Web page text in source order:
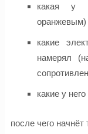
какая у
оранжевым)
какие
намерял
какие у
после чего